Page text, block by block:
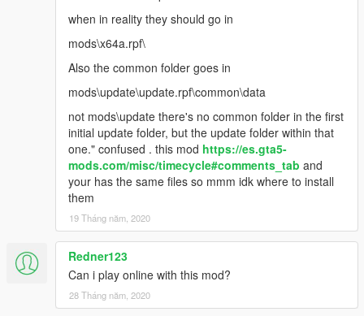
when in reality they should go in
mods\x64a.rpf\
Also the common folder goes in
mods\update\update.rpf\common\data
not mods\update there's no common folder in the first
initial update folder, but the update folder within that
one." confused . this mod https://es.gta5-
mods.com/misc/timecycle#comments_tab and
your has the same files so mmm idk where to install
them
19 Tháng năm, 2020
Redner123
Can i play online with this mod?
28 Tháng năm, 2020